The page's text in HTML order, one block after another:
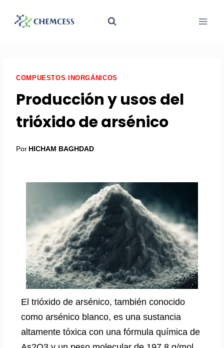
COMPUESTOS INORGÁNICOS
Producción y usos del
trióxido de arsénico
Por HICHAM BAGHDAD
El trióxido de arsénico, también conocido
como arsénico blanco, es una sustancia
altamente tóxica con una fórmula química de